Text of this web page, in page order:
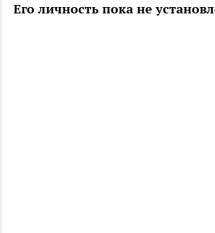
Его личность пока не